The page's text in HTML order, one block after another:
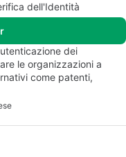
dell'Identità
dei
le organizzazioni a
come patenti,